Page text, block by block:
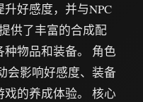
好感度，并与NPC
供了丰富的合成配
物品和装备。 角色
会影响好感度、装备
的养成体验。 核心